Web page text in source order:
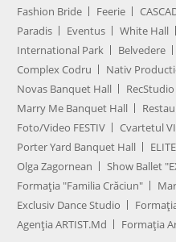
Fashion Bride
Feerie
Paradis
Eventus White Hall
International Park
Belvedere
Complex Codru
Nativ
Novas Banquet Hall
RecStudio
Marry Me Banquet Hall
Foto/Video FESTIV
Cvartetul
Porter Yard Banquet Hall
Olga Zagornean
Show Ballet
Formația "Familia Crăciun"
Exclusiv Dance Studio
Agenţia ARTIST.md
Formația